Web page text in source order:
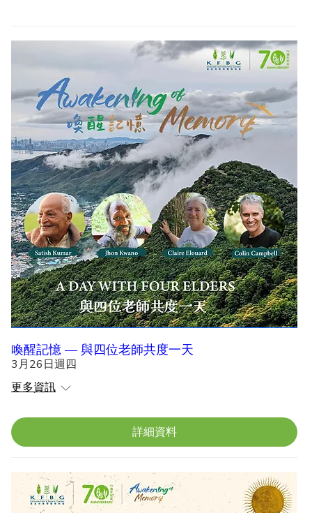
1973 年，他定居英國，應著名經濟學家舒馬
克（E. F. Schumacher）的邀請，擔任
《Resurgence》雜誌編輯。在他任編輯期間，
該雜誌被《衛報》譽為「綠色運動的精神和藝
術代表」。
1991年，薩提斯與舒馬克共同創辦了舒馬克學
院（Schumacher College）。學院以舒馬克為
名，坐落於英國德文郡托特尼斯，是一所致力
推動可持續生活及以社會模式為核心轉化教育
的寄宿學習中心。
薩提斯不僅著書，還在全球各地授課和帶領工
作坊，内容包括整全經濟、崇敬生態學
（reverential ecology）、整全教育及自求簡
樸（voluntary simplicity）。他的著作包括
《Soil · Soul · Society: A New Trinity for Our
Time》、《沒有終點》、《地球朝聖者》、
學》和《愛的生態學》。
喚醒記憶 — 與四位老師共度一天
3月26日週四
更多資訊
詳細資料